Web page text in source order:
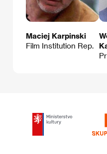
Maciej Karpinski
Film Institution Rep.